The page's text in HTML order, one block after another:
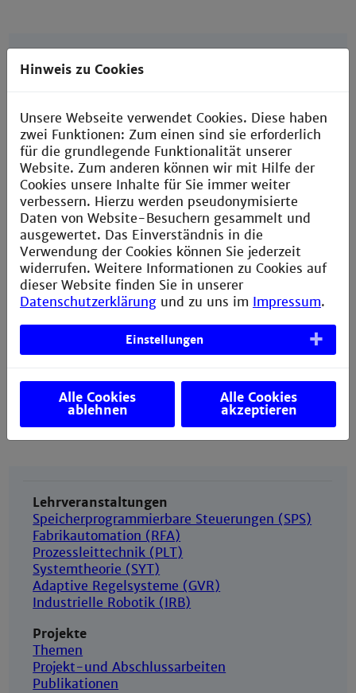
für speicherprogrammierbare Steuerungen
Entwicklung eines Systems zur dezentralen
Steuerung von Wickelmaschinen durch
intelligente Regelkreise und Komponenten
mit adaptiver Steuerungstechnologie
(Kooperation mit einem
Maschinenbauunternehmen im Rahmen von
Pro Inno II gefördert vom
Bundeswirtschaftsministerium).
Prof. Dr.-Ing. Matthias Seitz
Fachgebiet Elektronische Steuerungstechnik
Lehrveranstaltungen
Speicherprogrammierbare Steuerungen (SPS)
Fabrikautomation (RFA)
Prozessleittechnik (PLT)
Systemtheorie (SYT)
Adaptive Regelsysteme (GVR)
Industrielle Robotik (IRB)
Projekte
Themen
Projekt-und Abschlussarbeiten
Publikationen
Hinweis zu Cookies
Unsere Webseite verwendet Cookies. Diese haben
zwei Funktionen: Zum einen sind sie erforderlich
für die grundlegende Funktionalität unserer
Website. Zum anderen können wir mit Hilfe der
Cookies unsere Inhalte für Sie immer weiter
verbessern. Hierzu werden pseudonymisierte
Daten von Website-Besuchern gesammelt und
ausgewertet. Das Einverständnis in die
Verwendung der Cookies können Sie jederzeit
widerrufen. Weitere Informationen zu Cookies auf
dieser Website finden Sie in unserer
Datenschutzerklärung und zu uns im Impressum.
Einstellungen
Alle Cookies
ablehnen
Alle Cookies
akzeptieren